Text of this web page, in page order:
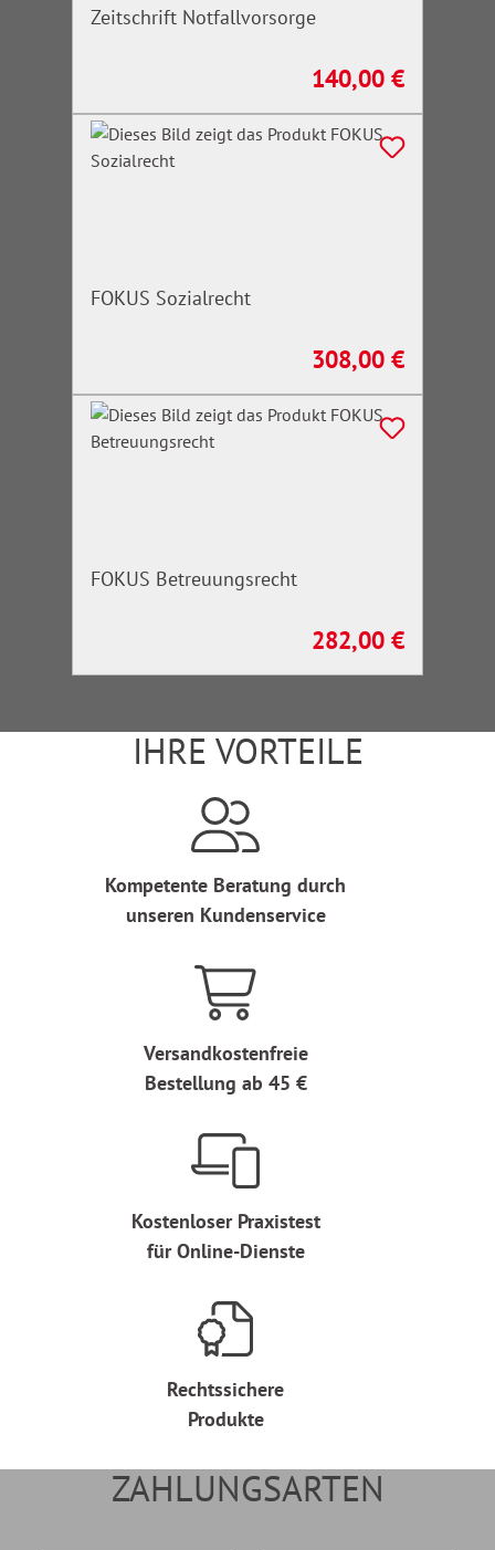
Zeitschrift Notfallvorsorge
Regulärer Preis:
140,00 €
FOKUS Sozialrecht
Regulärer Preis:
308,00 €
FOKUS Betreuungsrecht
Regulärer Preis:
282,00 €
IHRE VORTEILE
Kompetente Beratung durch
unseren Kundenservice
Versandkostenfreie
Bestellung ab 45 €
Kostenloser Praxistest
für Online-Dienste
Rechtssichere
Produkte
ZAHLUNGSARTEN